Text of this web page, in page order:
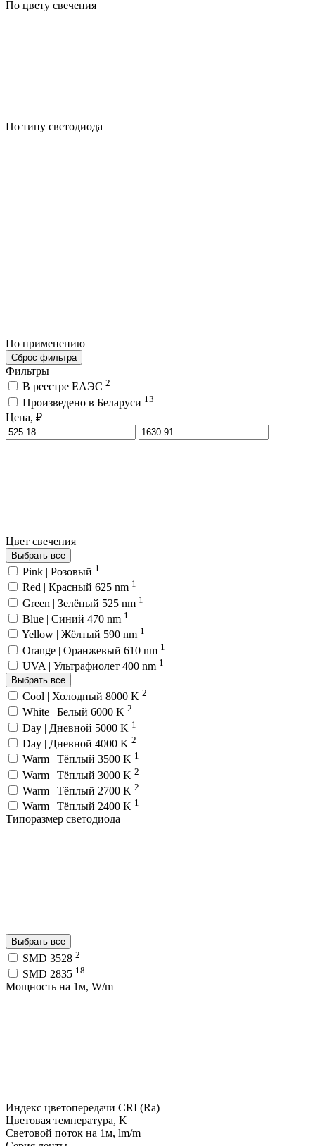
По цвету свечения
По типу светодиода
По применению
Сброс фильтра
Фильтры
В реестре ЕАЭС 2
Произведено в Беларуси 13
Цена, ₽
Цвет свечения
Выбрать все
Pink | Розовый 1
Red | Красный 625 nm 1
Green | Зелёный 525 nm 1
Blue | Синий 470 nm 1
Yellow | Жёлтый 590 nm 1
Orange | Оранжевый 610 nm 1
UVA | Ультрафиолет 400 nm 1
Выбрать все
Cool | Холодный 8000 K 2
White | Белый 6000 K 2
Day | Дневной 5000 K 1
Day | Дневной 4000 K 2
Warm | Тёплый 3500 K 1
Warm | Тёплый 3000 K 2
Warm | Тёплый 2700 K 2
Warm | Тёплый 2400 K 1
Типоразмер светодиода
Выбрать все
SMD 3528 2
SMD 2835 18
Мощность на 1м, W/m
Индекс цветопередачи CRI (Ra)
Цветовая температура, K
Световой поток на 1м, lm/m